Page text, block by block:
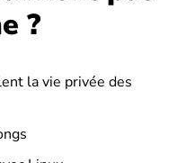
?
la vie privée des